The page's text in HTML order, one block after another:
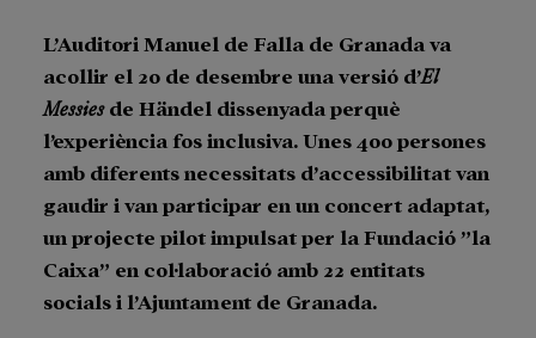
L’Auditori Manuel de Falla de Granada va
acollir el 20 de desembre una versió d’El
Messiesde Händel dissenyada perquè
l’experiència fos inclusiva. Unes 400 persones
amb diferents necessitats d’accessibilitat van
gaudir i van participar en un concert adaptat,
un projecte pilot impulsat per la Fundació ”la
Caixa” en col·laboració amb 22 entitats
socials i l’Ajuntament de Granada.